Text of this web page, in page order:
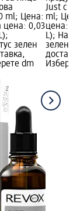
ml; Цена:
цена: 0,03
зелен
dm
Just с
ml;
цена:
L);
зелен